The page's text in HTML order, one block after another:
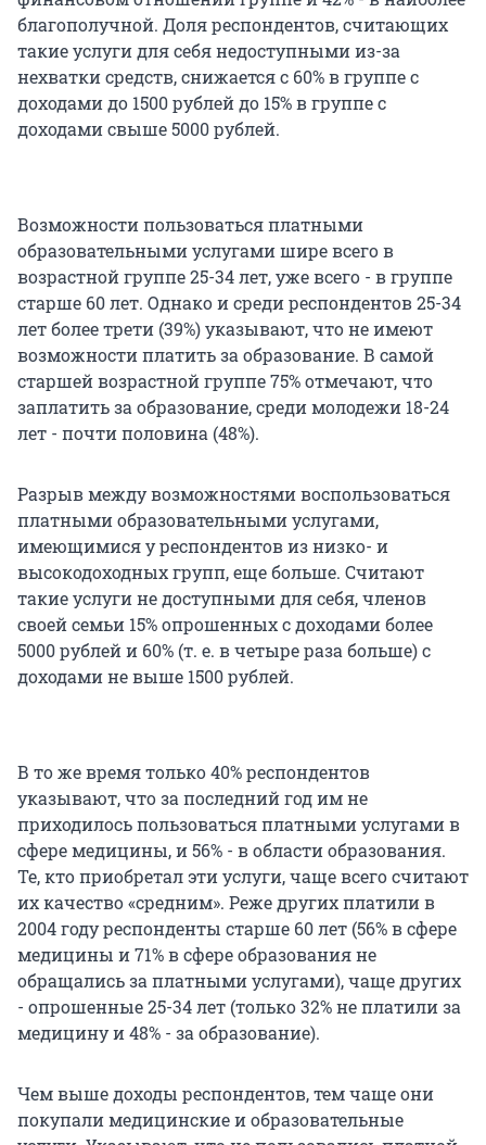
благополучной. Доля респондентов, считающих
такие услуги для себя недоступными из-за
нехватки средств, снижается с 60% в группе с
доходами до 1500 рублей до 15% в группе с
доходами свыше 5000 рублей.
Возможности пользоваться платными
образовательными услугами шире всего в
возрастной группе 25-34 лет, уже всего - в группе
старше 60 лет. Однако и среди респондентов 25-34
лет более трети (39%) указывают, что не имеют
возможности платить за образование. В самой
старшей возрастной группе 75% отмечают, что
заплатить за образование, среди молодежи 18-24
лет - почти половина (48%).
Разрыв между возможностями воспользоваться
платными образовательными услугами,
имеющимися у респондентов из низко- и
высокодоходных групп, еще больше. Считают
такие услуги не доступными для себя, членов
своей семьи 15% опрошенных с доходами более
5000 рублей и 60% (т. е. в четыре раза больше) с
доходами не выше 1500 рублей.
В то же время только 40% респондентов
указывают, что за последний год им не
приходилось пользоваться платными услугами в
сфере медицины, и 56% - в области образования.
Те, кто приобретал эти услуги, чаще всего считают
их качество «средним». Реже других платили в
2004 году респонденты старше 60 лет (56% в сфере
медицины и 71% в сфере образования не
обращались за платными услугами), чаще других
- опрошенные 25-34 лет (только 32% не платили за
медицину и 48% - за образование).
Чем выше доходы респондентов, тем чаще они
покупали медицинские и образовательные